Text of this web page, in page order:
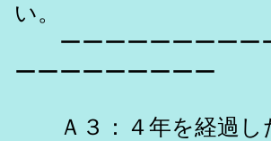
い。
ーーーーーーーーー
ーーーーーーーーー
Ａ３：４年を経過し